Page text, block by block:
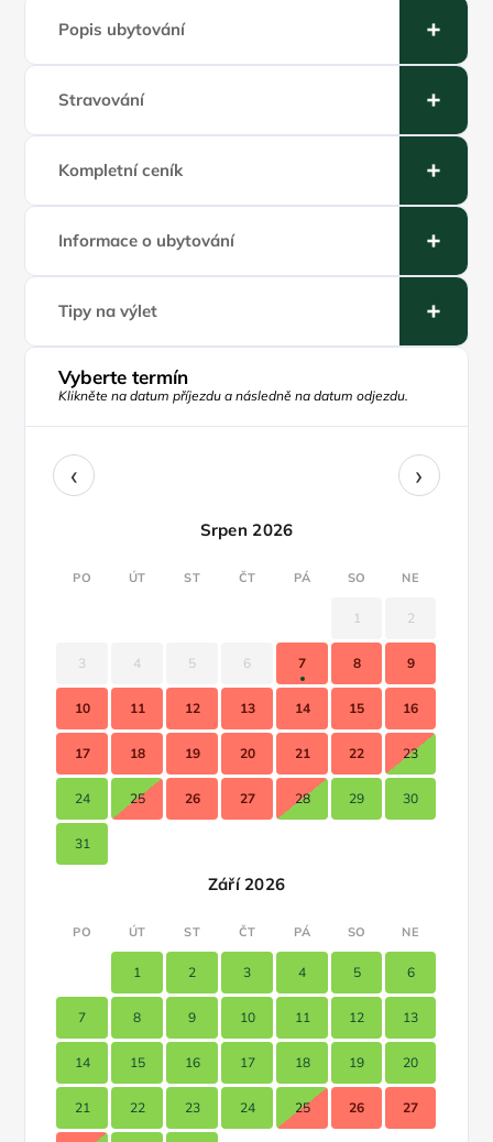
Popis ubytování
Stravování
Kompletní ceník
Informace o ubytování
Tipy na výlet
Vyberte termín
Klikněte na datum příjezdu a následně na datum odjezdu.
‹ ›
Srpen 2026
PO ÚT ST ČT PÁ SO NE
1 2
3 4 5 6 7 8 9
10 11 12 13 14 15 16
17 18 19 20 21 22 23
24 25 26 27 28 29 30
31
Září 2026
PO ÚT ST ČT PÁ SO NE
1 2 3 4 5 6
7 8 9 10 11 12 13
14 15 16 17 18 19 20
21 22 23 24 25 26 27